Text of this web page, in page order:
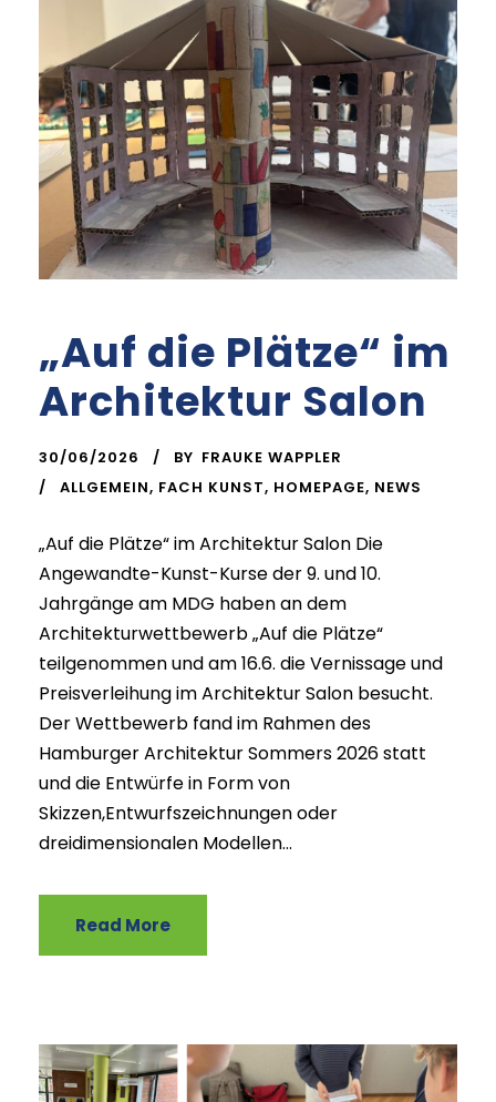
„Auf die Plätze“ im
Architektur Salon
30/06/2026 BY FRAUKE WAPPLER
ALLGEMEIN, FACH KUNST, HOMEPAGE, NEWS
„Auf die Plätze“ im Architektur Salon Die
Angewandte-Kunst-Kurse der 9. und 10.
Jahrgänge am MDG haben an dem
Architekturwettbewerb „Auf die Plätze“
teilgenommen und am 16.6. die Vernissage und
Preisverleihung im Architektur Salon besucht.
Der Wettbewerb fand im Rahmen des
Hamburger Architektur Sommers 2026 statt
und die Entwürfe in Form von
Skizzen,Entwurfszeichnungen oder
dreidimensionalen Modellen...
Read More